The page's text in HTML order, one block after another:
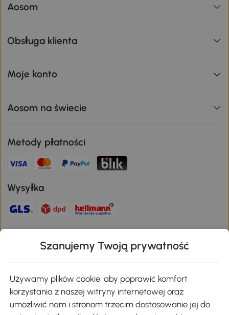
Aosom
Obsługa klienta
Moje konto
Aosom na świecie
Metody płatności
Wysyłka
Pobierz aplikację Aosom
Google Play
Szanujemy Twoją prywatność
Używamy plików cookie, aby poprawić komfort
korzystania z naszej witryny internetowej oraz
umożliwić nam i stronom trzecim dostosowanie jej do